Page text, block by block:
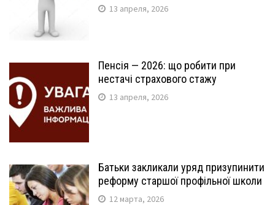
13 апреля, 2026
Пенсія — 2026: що робити при
нестачі страхового стажу
13 апреля, 2026
Батьки закликали уряд призупинити
реформу старшої профільної школи
12 марта, 2026